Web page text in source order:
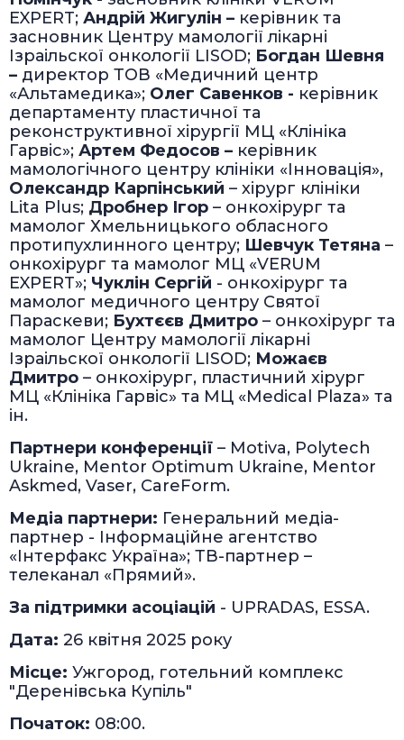
EXPERT; Андрій Жигулін – керівник та
засновник Центру мамології лікарні
Ізраільскої онкології LISOD; Богдан Шевня
– директор ТОВ «Медичний центр
«Альтамедика»; Олег Савенков - керівник
департаменту пластичної та
реконструктивної хірургії МЦ «Клініка
Гарвіс»; Артем Федосов – керівник
мамологічного центру клініки «Інновація»,
Олександр Карпінський – хірург клініки
Lita Plus; Дробнер Ігор – онкохірург та
мамолог Хмельницького обласного
протипухлинного центру; Шевчук Тетяна –
онкохірург та мамолог МЦ «VERUM
EXPERT»; Чуклін Сергій - онкохірург та
мамолог медичного центру Святої
Параскеви; Бухтєєв Дмитро – онкохірург та
мамолог Центру мамології лікарні
Ізраільскої онкології LISOD; Можаєв
Дмитро – онкохірург, пластичний хірург
МЦ «Клініка Гарвіс» та МЦ «Medical Plaza» та
ін.
Партнери конференції – Motiva, Polytech
Ukraine, Mentor Optimum Ukraine, Mentor
Askmed, Vaser, CareForm.
Медіа партнери: Генеральний медіа-
партнер - Інформаційне агентство
«Інтерфакс Україна»; ТВ-партнер –
телеканал «Прямий».
За підтримки асоціацій - UPRADAS, ESSA.
Дата: 26 квітня 2025 року
Місце: Ужгород, готельний комплекс
"Деренівська Купіль"
Початок: 08:00.